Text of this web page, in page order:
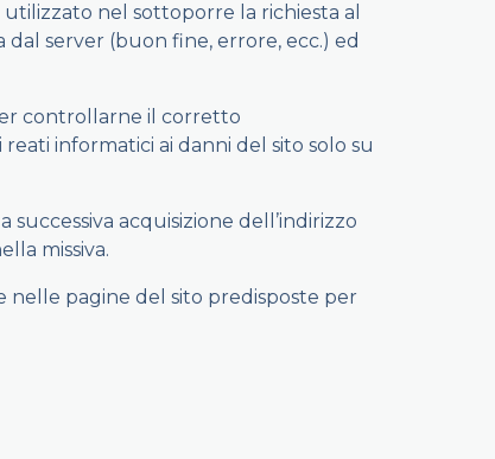
nel sottoporre la richiesta al
server (buon fine, errore, ecc.) ed
controllarne il corretto
informatici ai danni del sito solo su
acquisizione dell’indirizzo
missiva.
nelle pagine del sito predisposte per